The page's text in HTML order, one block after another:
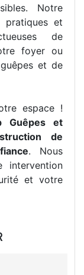
Notre
pratiques et
de
foyer ou
et de
espace !
Guêpes et
de
. Nous
intervention
et votre